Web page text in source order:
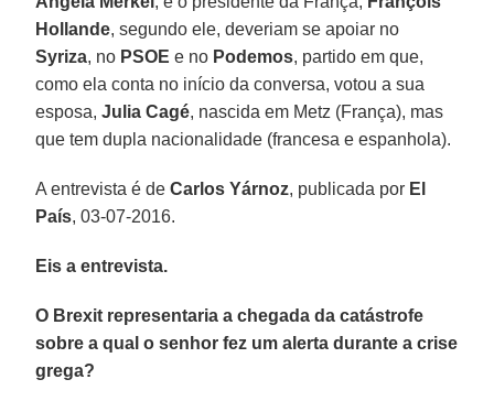
Hollande, segundo ele, deveriam se apoiar no
Syriza, no PSOE e no Podemos, partido em que,
como ela conta no início da conversa, votou a sua
esposa,Julia Cagé, nascida em Metz (França), mas
que tem dupla nacionalidade (francesa e espanhola).
A entrevista é deCarlos Yárnoz, publicada por El
País, 03-07-2016.
Eis a entrevista.
O Brexit representaria a chegada da catástrofe
sobre a qual o senhor fez um alerta durante a crise
grega?